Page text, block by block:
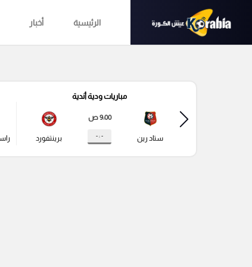
الرئيسية أخبار
مباريات ودية أندية
ستاد رين
9:00 ص
- : - برينتفورد